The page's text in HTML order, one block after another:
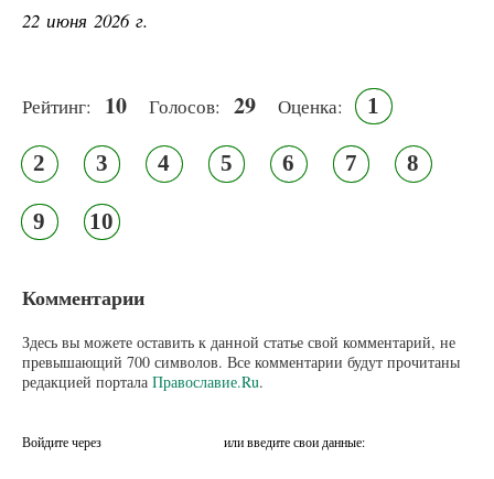
22 июня 2026 г.
Рейтинг: 10 Голосов: 29 Оценка: 1
2 3 4 5 6 7 8
9 10
Комментарии
Здесь вы можете оставить к данной статье свой комментарий, не
превышающий 700 символов. Все комментарии будут прочитаны
редакцией портала Православие.Ru.
Войдите через или введите свои данные: